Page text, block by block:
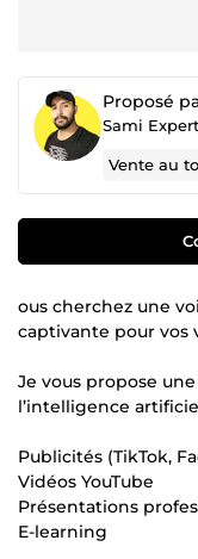
Proposé
Sami
Vente au
ous cherchez une
captivante pour vos
Je vous propose
l’intelligence
Publicités (TikTok,
Vidéos YouTube
Présentations
E-learning